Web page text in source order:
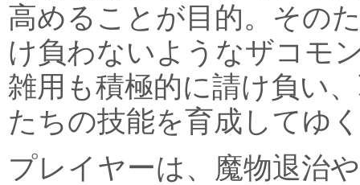
高めることが目的。その
け負わないようなザコモ
雑用も積極的に請け負い
たちの技能を育成してゆ
プレイヤーは、魔物退治